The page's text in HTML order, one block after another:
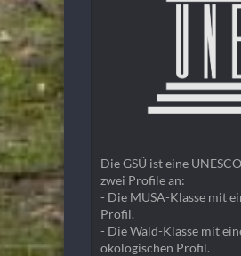
Die GSÜ ist eine
zwei Profile an:
- Die MUSA-Klasse mit
Profil.
- Die Wald-Klasse mit
ökologischen Profil.